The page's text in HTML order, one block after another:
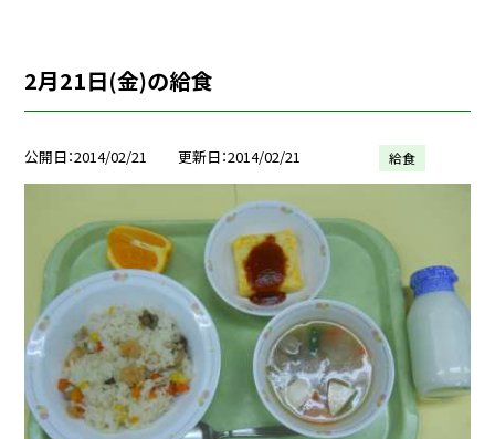
2月21日(金)の給食
公開日 2014/02/21 更新日 2014/02/21 給食